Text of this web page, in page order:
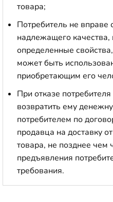
товара;
Потребитель не вправе
надлежащего
определенные
может быть
приобретающим его
При отказе
возвратить ему
потребителем по
продавца на доставку
товара, не позднее чем
предъявления
требования.